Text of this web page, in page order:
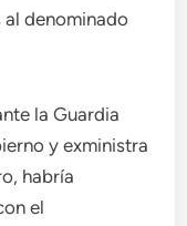
denominado
la Guardia
y exministra
habría
el